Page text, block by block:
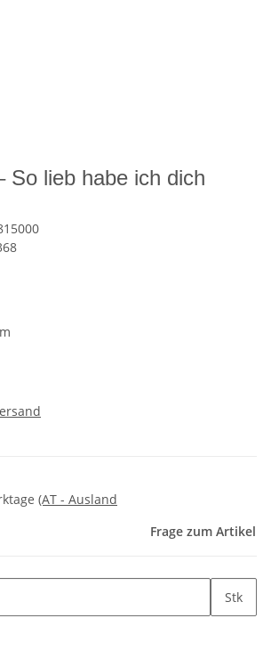
So lieb habe ich dich
(AT - Ausland
Frage zum Artikel
Stk